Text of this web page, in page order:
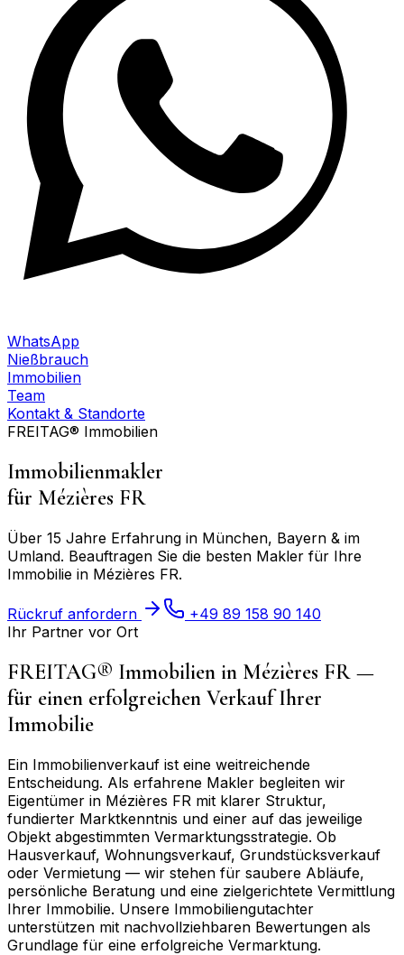
WhatsApp
Nießbrauch
Immobilien
Team
Kontakt & Standorte
FREITAG® Immobilien
Immobilienmakler
für Mézières FR
Über 15 Jahre Erfahrung in München, Bayern & im
Umland. Beauftragen Sie die besten Makler für Ihre
Immobilie in Mézières FR.
Rückruf anfordern
+49 89 158 90 140
Ihr Partner vor Ort
FREITAG® Immobilien in Mézières FR —
für einen erfolgreichen Verkauf Ihrer
Immobilie
Ein Immobilienverkauf ist eine weitreichende
Entscheidung. Als erfahrene Makler begleiten wir
Eigentümer in Mézières FR mit klarer Struktur,
fundierter Marktkenntnis und einer auf das jeweilige
Objekt abgestimmten Vermarktungsstrategie. Ob
Hausverkauf, Wohnungsverkauf, Grundstücksverkauf
oder Vermietung — wir stehen für saubere Abläufe,
persönliche Beratung und eine zielgerichtete Vermittlung
Ihrer Immobilie. Unsere Immobiliengutachter
unterstützen mit nachvollziehbaren Bewertungen als
Grundlage für eine erfolgreiche Vermarktung.